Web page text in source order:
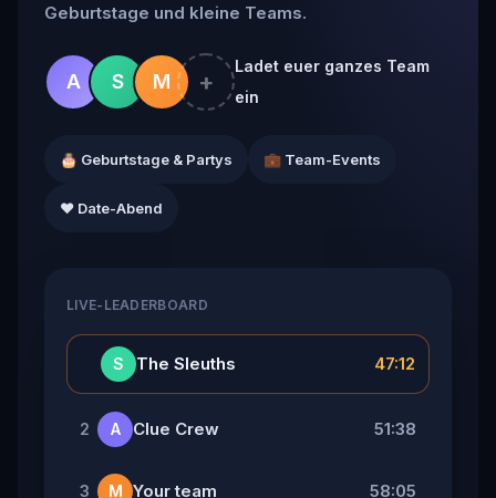
Geburtstage und kleine Teams.
A S M +
Ladet euer ganzes Team
ein
🎂 Geburtstage & Partys 💼 Team-Events
❤️ Date-Abend
LIVE-LEADERBOARD
S The Sleuths 47:12
2 A Clue Crew 51:38
3 M Your team 58:05